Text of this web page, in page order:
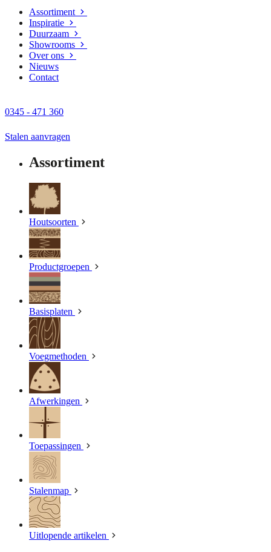
Assortiment
Inspiratie
Duurzaam
Showrooms
Over ons
Nieuws
Contact
0345 - 471 360
Stalen aanvragen
Assortiment
Houtsoorten
Productgroepen
Basisplaten
Voegmethoden
Afwerkingen
Toepassingen
Stalenmap
Uitlopende artikelen